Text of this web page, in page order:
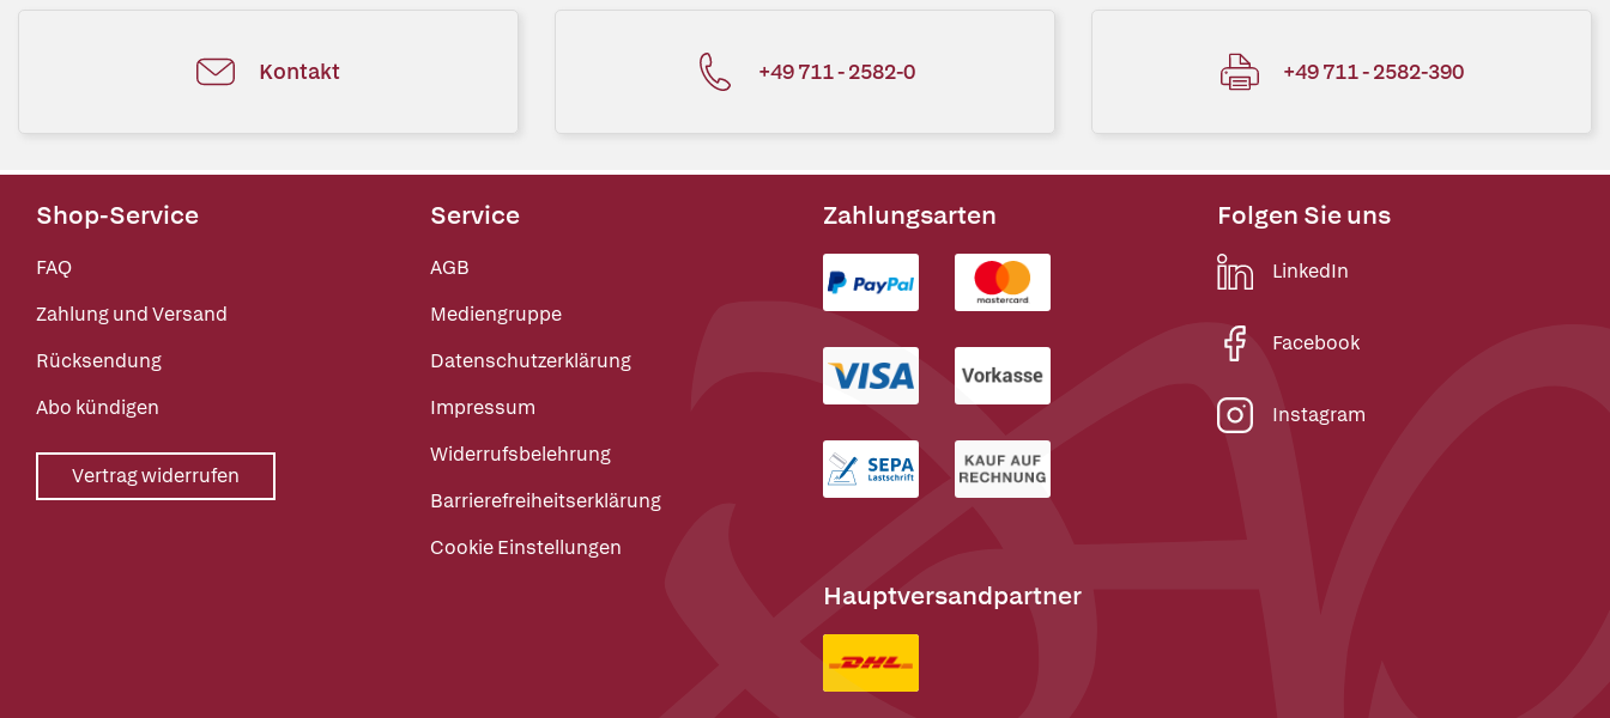
Kontakt +49 711 - 2582-0 +49 711 - 2582-390
Shop-Service
FAQ
Zahlung und Versand
Rücksendung
Abo kündigen
Vertrag widerrufen
Service
AGB
Mediengruppe
Datenschutzerklärung
Impressum
Widerrufsbelehrung
Barrierefreiheitserklärung
Cookie Einstellungen
Zahlungsarten
Hauptversandpartner
Folgen Sie uns
LinkedIn
Facebook
Instagram